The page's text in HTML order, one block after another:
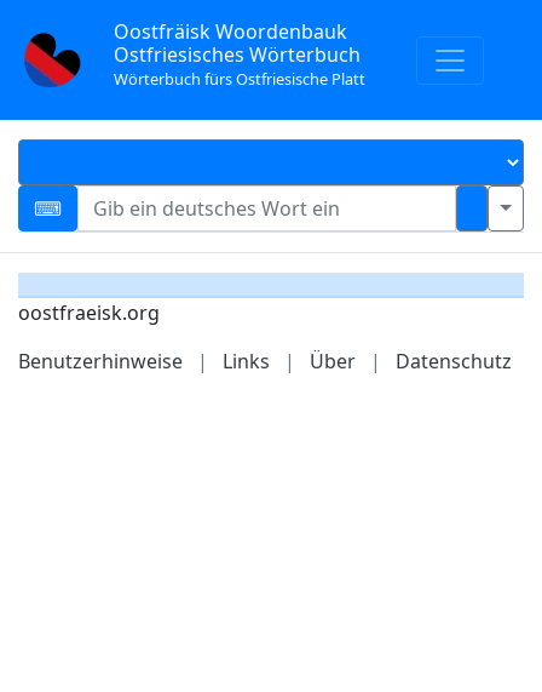
Oostfräisk Woordenbauk
Ostfriesisches Wörterbuch
Wörterbuch fürs Ostfriesische Platt
oostfraeisk.org
Benutzerhinweise
| Links | Über | Datenschutz